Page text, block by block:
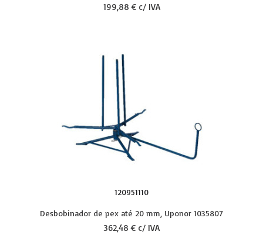
199,88 € c/ IVA
120951110
Desbobinador de pex até 20 mm, Uponor 1035807
362,48 € c/ IVA